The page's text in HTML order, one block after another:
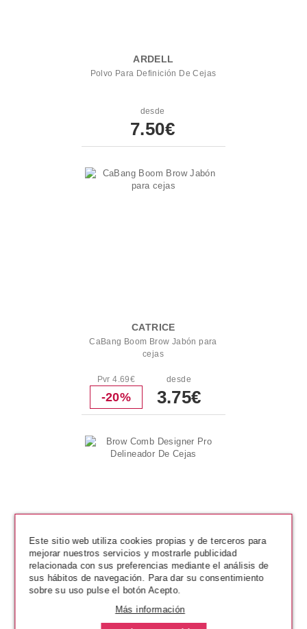
ARDELL
Polvo Para Definición De Cejas
desde
7.50€
CATRICE
CaBang Boom Brow Jabón para
cejas
Pvr 4.69€
-20%
desde
3.75€
CATRICE
Brow Comb Designer Pro
Delineador De Cejas
Este sitio web utiliza cookies propias y de terceros para
mejorar nuestros servicios y mostrarle publicidad
relacionada con sus preferencias mediante el análisis de
sus hábitos de navegación. Para dar su consentimiento
sobre su uso pulse el botón Acepto.
Más información